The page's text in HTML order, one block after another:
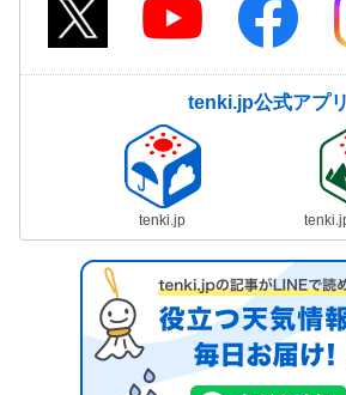
tenki.jp公式アプリ
tenki.jp